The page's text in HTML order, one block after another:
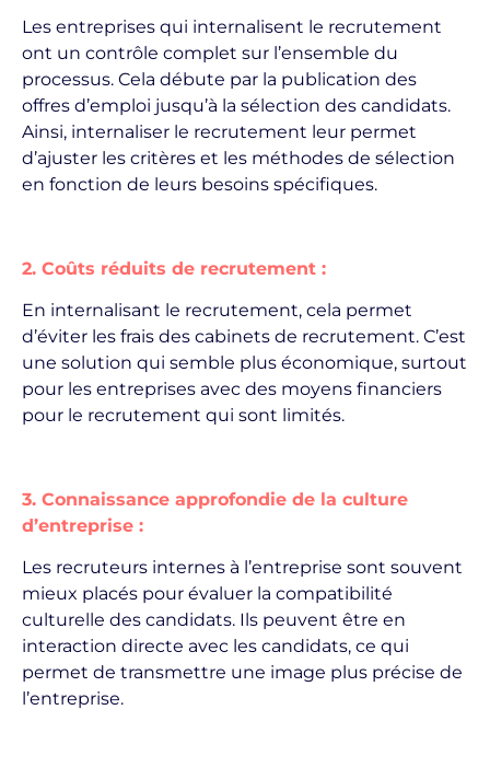
Les entreprises qui internalisent le recrutement
ont un contrôle complet sur l’ensemble du
processus. Cela débute par la publication des
offres d’emploi jusqu’à la sélection des candidats.
Ainsi, internaliser le recrutement leur permet
d’ajuster les critères et les méthodes de sélection
en fonction de leurs besoins spécifiques.
2. Coûts réduits de recrutement :
En internalisant le recrutement, cela permet
d’éviter les frais des cabinets de recrutement. C’est
une solution qui semble plus économique, surtout
pour les entreprises avec des moyens financiers
pour le recrutement qui sont limités.
3. Connaissance approfondie de la culture
d’entreprise :
Les recruteurs internes à l’entreprise sont souvent
mieux placés pour évaluer la compatibilité
culturelle des candidats. Ils peuvent être en
interaction directe avec les candidats, ce qui
permet de transmettre une image plus précise de
l’entreprise.